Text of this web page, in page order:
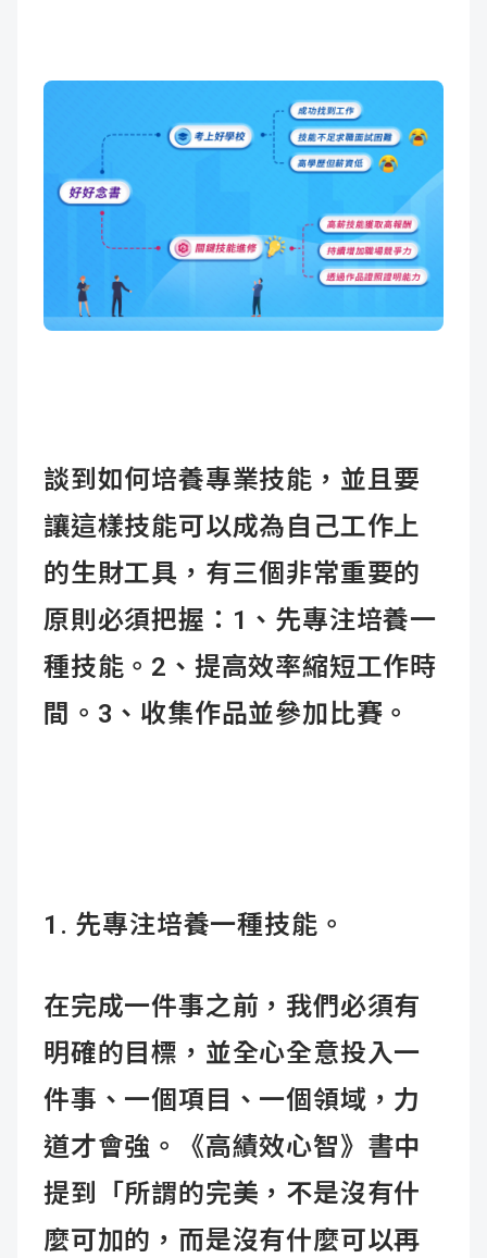
談到如何培養專業技能，並且要
讓這樣技能可以成為自己工作上
的生財工具，有三個非常重要的
原則必須把握： 1、先專注培養一
種技能。2、提高效率縮短工作時
間。3、收集作品並參加比賽。
1. 先專注培養一種技能。
在完成一件事之前，我們必須有
明確的目標，並全心全意投入一
件事、一個項目、一個領域，力
道才會強。《高績效心智》書中
提到「所謂的完美，不是沒有什
麼可加的，而是沒有什麼可以再